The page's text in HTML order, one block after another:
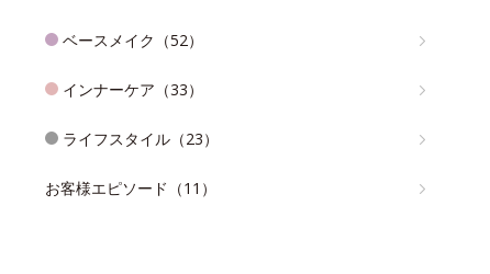
ベースメイク（52）
インナーケア（33）
ライフスタイル（23）
お客様エピソード（11）